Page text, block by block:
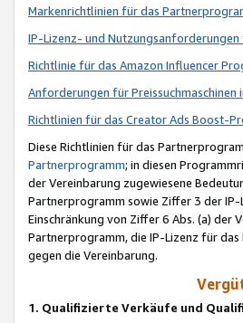
Markenrichtlinien für das
IP-Lizenz- und
Richtlinie für das Amazon Influencer
Anforderungen für
Richtlinien für das Creator Ads Boost-
Diese Richtlinien für das
Partnerprogramm; in diesen
der Vereinbarung zugewiesene
Partnerprogramm sowie Ziffer 3 der
Einschränkung von Ziffer 6 Abs. (a) der
Partnerprogramm, die IP-Lizenz für
gegen die Vereinbarung.
1. Qualifizierte Verkäufe und